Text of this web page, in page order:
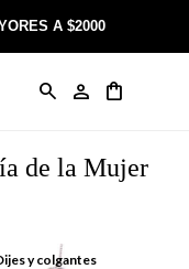
A $2000
de la Mujer
y colgantes